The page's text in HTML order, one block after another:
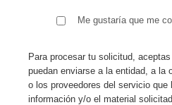
Me gustaría que me
Para procesar tu solicitud,
puedan enviarse a la entidad, a la
o los proveedores del servicio
información y/o el material